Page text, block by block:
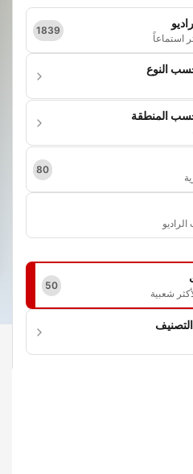
استماعاً
1839
النوع
المنطقة
80
شعبية
50